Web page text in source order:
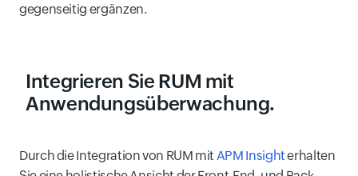
gegenseitig ergänzen.
Integrieren Sie RUM mit
Anwendungsüberwachung.
Durch die Integration von RUM mit APM Insighterhalten